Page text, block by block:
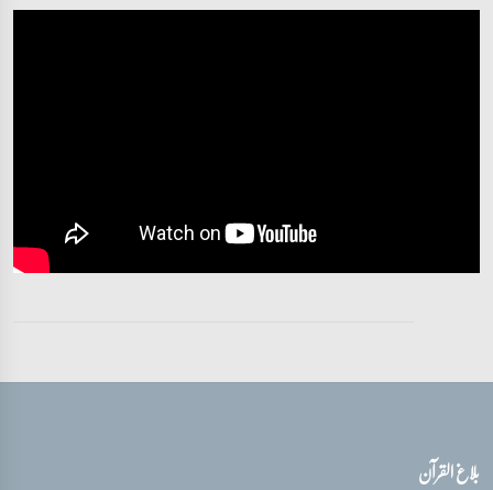
تفسیر قرآن سورہ ‎مريم
بلاغ القرآن